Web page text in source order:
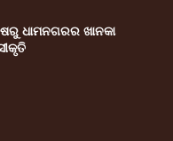
ଧାମନଗରର ଖାନକା